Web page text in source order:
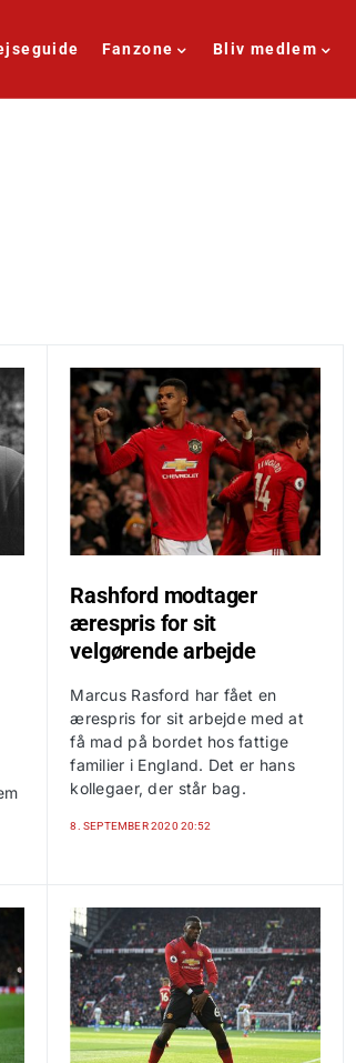
Fanzone Bliv medlem
Rashford modtager
ærespris for sit
velgørende arbejde
Marcus Rasford har fået en
ærespris for sit arbejde med at
få mad på bordet hos fattige
familier i England. Det er hans
kollegaer, der står bag.
8. SEPTEMBER 2020 20:52